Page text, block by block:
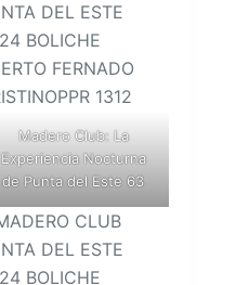
Madero Club: La
Experiencia Nocturna
de Punta del Este 63